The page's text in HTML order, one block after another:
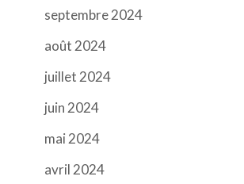
septembre 2024
août 2024
juillet 2024
juin 2024
mai 2024
avril 2024